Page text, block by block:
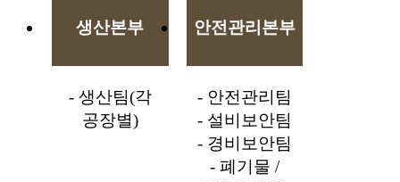
생산본부
- 생산팀(각
공장별)
안전관리본부
- 안전관리팀
- 설비보안팀
- 경비보안팀
- 폐기물 /